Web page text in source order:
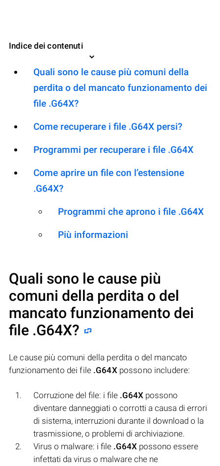
Indice dei contenuti
Quali sono le cause più comuni della
perdita o del mancato funzionamento dei
file .G64X?
Come recuperare i file .G64X persi?
Programmi per recuperare i file .G64X
Come aprire un file con l’estensione
.G64X?
Programmi che aprono i file .G64X
Più informazioni
Quali sono le cause più
comuni della perdita o del
mancato funzionamento dei
file .G64X?
Le cause più comuni della perdita o del mancato
funzionamento dei file .G64X possono includere:
Corruzione del file: i file .G64X possono
diventare danneggiati o corrotti a causa di errori
di sistema, interruzioni durante il download o la
trasmissione, o problemi di archiviazione.
Virus o malware: i file .G64X possono essere
infettati da virus o malware che ne